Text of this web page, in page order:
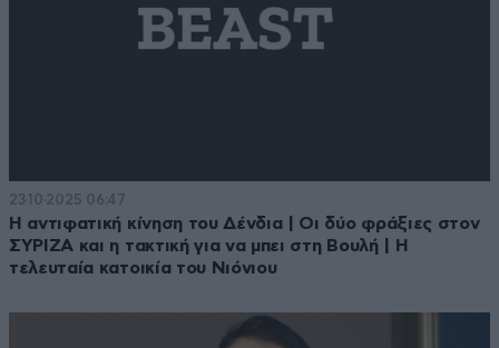
23·10·2025 06:47
Η αντιφατική κίνηση του Δένδια | Οι δύο φράξιες στον
ΣΥΡΙΖΑ και η τακτική για να μπει στη Βουλή | Η
τελευταία κατοικία του Νιόνιου